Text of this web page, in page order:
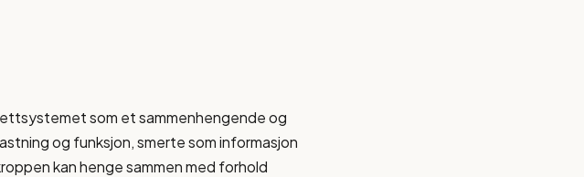
som et sammenhengende og
og funksjon, smerte som informasjon
kan henge sammen med forhold